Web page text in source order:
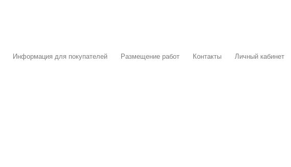
Информация для покупателей Размещение работ Контакты Личный кабинет